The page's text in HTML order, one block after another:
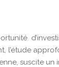
suscite